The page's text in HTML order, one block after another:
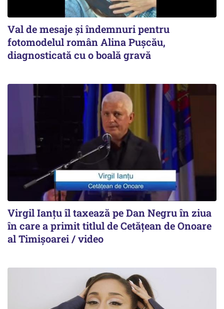
Val de mesaje și îndemnuri pentru
fotomodelul român Alina Pușcău,
diagnosticată cu o boală gravă
Virgil Ianțu îl taxează pe Dan Negru în ziua
în care a primit titlul de Cetățean de Onoare
al Timișoarei / video